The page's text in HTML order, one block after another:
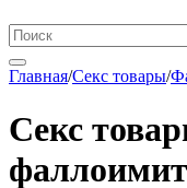
Главная/Секс товары/
Секс